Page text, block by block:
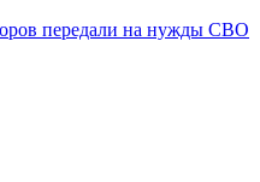
передали на нужды СВО